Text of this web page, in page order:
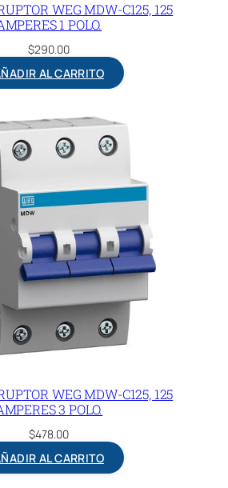
WEG MDW-C125, 125
1 POLO.
$290.00
AL CARRITO
WEG MDW-C125, 125
3 POLO.
$478.00
AL CARRITO